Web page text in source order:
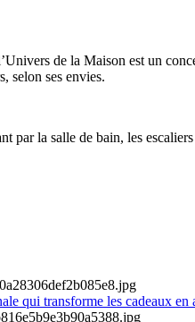
de la Maison est un
selon ses envies.
par la salle de bain, les
qui transforme les cadeaux en